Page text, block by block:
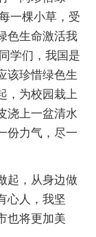
一棵小草，受
色生命激活我
学们，我国是
该珍惜绿色生
，为校园栽上
浇上一盆清水
份力气，尽一
起，从身边做
心人，我坚
也将更加美